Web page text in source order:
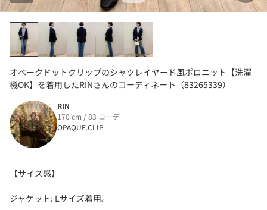
オペークドットクリップのシャツレイヤード風ポロニット【洗濯
機OK】を着用したRINさんのコーディネート（83265339）
RIN
170 cm / 83 コーデ
OPAQUE.CLIP
【サイズ感】
ジャケット: Lサイズ着用。